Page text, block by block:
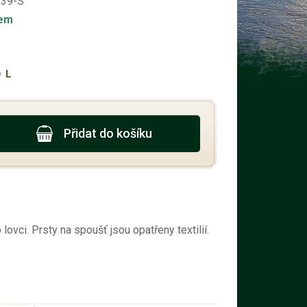
L
Přidat do košíku
Prsty na spoušť jsou opatřeny textilií.